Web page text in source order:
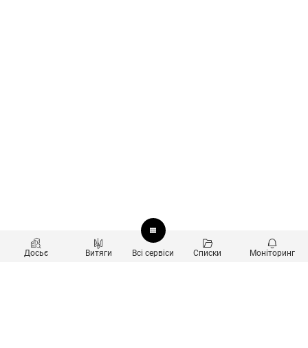
Досьє Витяги Всі сервіси Списки Моніторинг